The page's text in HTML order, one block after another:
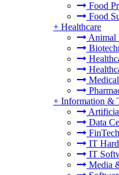
Food
Food
+ Healthcare
Animal
+ Information &
Data
FinTech
IT
IT
Media